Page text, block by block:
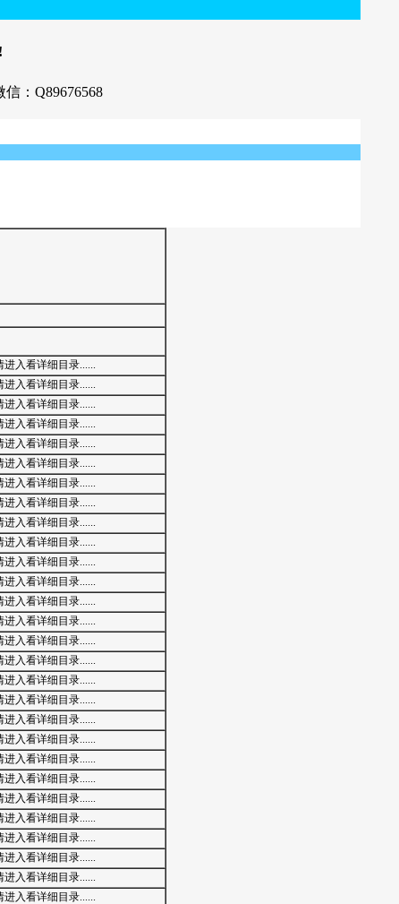
：Q89676568
入看详细目录......
入看详细目录......
入看详细目录......
入看详细目录......
入看详细目录......
入看详细目录......
入看详细目录......
入看详细目录......
入看详细目录......
入看详细目录......
入看详细目录......
入看详细目录......
入看详细目录......
入看详细目录......
入看详细目录......
入看详细目录......
入看详细目录......
入看详细目录......
入看详细目录......
入看详细目录......
入看详细目录......
入看详细目录......
入看详细目录......
入看详细目录......
入看详细目录......
入看详细目录......
入看详细目录......
入看详细目录......